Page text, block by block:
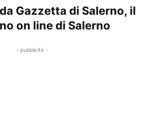
Gazzetta di Salerno, il
on line di Salerno
- pubblicità -